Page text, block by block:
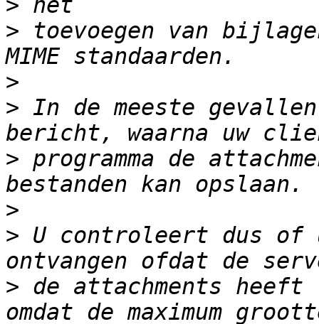
>
> toevoegen van
>
> In de meeste
> programma de
>
> U controleert dus of
> de attachments